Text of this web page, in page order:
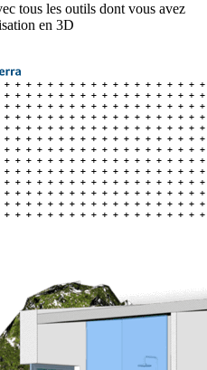
tous les outils dont vous avez
en 3D